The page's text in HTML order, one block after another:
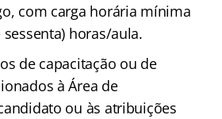
com carga horária mínima
horas/aula.
de capacitação ou de
à Área de
ou às atribuições